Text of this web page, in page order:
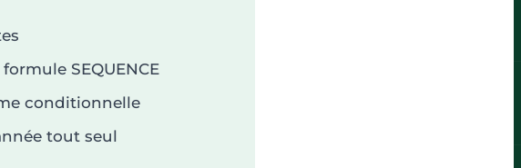
SEQUENCE
conditionnelle
tout seul